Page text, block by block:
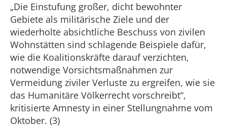
„Die Einstufung großer, dicht bewohnter
Gebiete als militärische Ziele und der
wiederholte absichtliche Beschuss von zivilen
Wohnstätten sind schlagende Beispiele dafür,
wie die Koalitionskräfte darauf verzichten,
notwendige Vorsichtsmaßnahmen zur
Vermeidung ziviler Verluste zu ergreifen, wie sie
das Humanitäre Völkerrecht vorschreibt“,
kritisierte Amnesty in einer Stellungnahme vom
Oktober. (3)